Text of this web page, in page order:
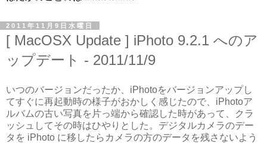
2011年11月9日水曜日
[ MacOSX Update ] iPhoto 9.2.1 へのア
ップデート - 2011/11/9
いつのバージョンだったか、iPhotoをバージョンアップし
てすぐに再起動時の様子がおかしく感じたので、iPhotoア
ルバムの古い写真を片っ端から確認した時があって、クラ
ッシュしてその時はひやりとした。デジタルカメラのデー
タを iPhoto に移したらカメラの方のデータを残さないよう